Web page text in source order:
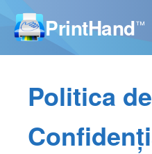
PrintHand™
Politica de